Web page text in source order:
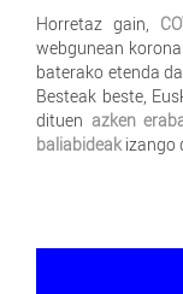
Horretaz gain,
webgunean
baterako etenda
Besteak beste,
dituen azken
baliabideakizango